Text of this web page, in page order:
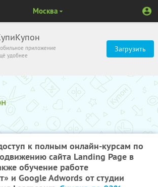
приложение
удобнее
Загрузить
Москва
к полным онлайн-курсам по
сайта Landing Page в
обучение работе
и Google Adwords от студии